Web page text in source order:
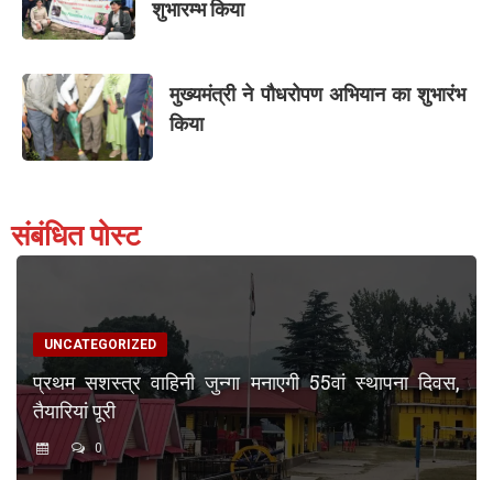
शुभारम्भ किया
मुख्यमंत्री ने पौधरोपण अभियान का शुभारंभ
किया
संबंधित पोस्ट
UNCATEGORIZED
प्रथम सशस्त्र वाहिनी जुन्गा मनाएगी 55वां स्थापना दिवस,
तैयारियां पूरी
0